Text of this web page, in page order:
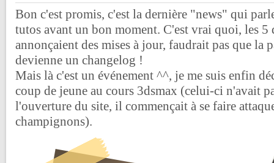
Bon c'est promis, c'est la dernière "news" qui
tutos avant un bon moment. C'est vrai quoi, les 5
annonçaient des mises à jour, faudrait pas que la
devienne un changelog !
Mais là c'est un événement ^^, je me suis enfin
coup de jeune au cours 3dsmax (celui-ci n'avait
l'ouverture du site, il commençait à se faire
champignons).